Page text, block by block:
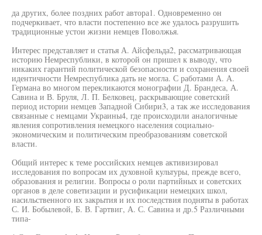
да других, более поздних работ автора1. Одновременно он
подчеркивает, что власти постепенно все же удалось разрушить
традиционные устои жизни немцев Поволжья.
Интерес представляет и статья А. Айсфельда2, рассматривающая
историю Немреспублики, в которой он пришел к выводу, что
никаких гарантий политической безопасности и сохранения своей
идентичности Немреспублика дать не могла. С работами А. А.
Германа во многом перекликаются монографии Д. Брандеса, А.
Савина и В. Бруля, Л. П. Белковец, раскрывающие советский
период истории немцев Западной Сибири3, а так же исследования
связанные с немцами Украины4, где происходили аналогичные
явления сопротивления немецкого населения социально-
экономическим и политическим преобразованиям советской
власти.
Общий интерес к теме российских немцев активизировал
исследования по вопросам их духовной культуры, прежде всего,
образования и религии. Вопросы о роли партийных и советских
органов в деле советизации и русификации немецких школ,
насильственного их закрытия и их последствия подняты в работах
С. И. Бобылевой, Б. В. Гартвиг, А. С. Савина и др.5 Различными
типа-